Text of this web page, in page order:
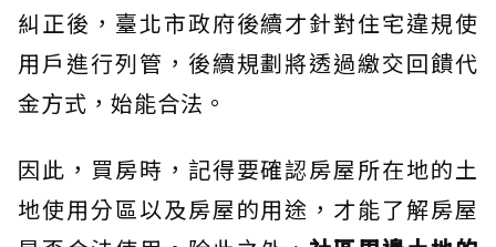
糾正後，臺北市政府後續才針對住宅違規使
用戶進行列管，後續規劃將透過繳交回饋代
金方式，始能合法。
因此，買房時，記得要確認房屋所在地的土
地使用分區以及房屋的用途，才能了解房屋